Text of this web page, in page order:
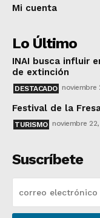
Mi cuenta
Lo Último
INAI busca influir
de extinción
DESTACADO noviembre
Festival de la
TURISMO noviembre
Suscríbete